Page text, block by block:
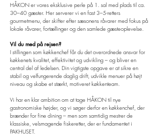
HÅKON er vores eksklusive perle på 1. sal med plads til ca.
30–40 gæster. Her serverer vi en fast 3–5-retters
gourmetmenu, der skifter efter sæsonens råvarer med fokus på
lokale råvarer, fortællinger og den samlede gæsteoplevelse.
Vil du med på rejsen?
I stillingen som køkkenchef får du det overordnede ansvar for
køkkenets kvalitet, effektivitet og udvikling – og bliver en
central del af ledelsen. Din vigtigste opgave er at sikre en
stabil og velfungerende daglig drift, udvikle menuer på højt
niveau og skabe et stærkt, motiveret køkkenteam.
Vi har en klar ambition om at tage HÅKON til nye
gastronomiske højder, og vi søger derfor en køkkenchef, der
brænder for fine dining – men som samtidig mestrer de
klassiske, velsmagende fiskeretter, der er fundamentet i
PAKHUSET.